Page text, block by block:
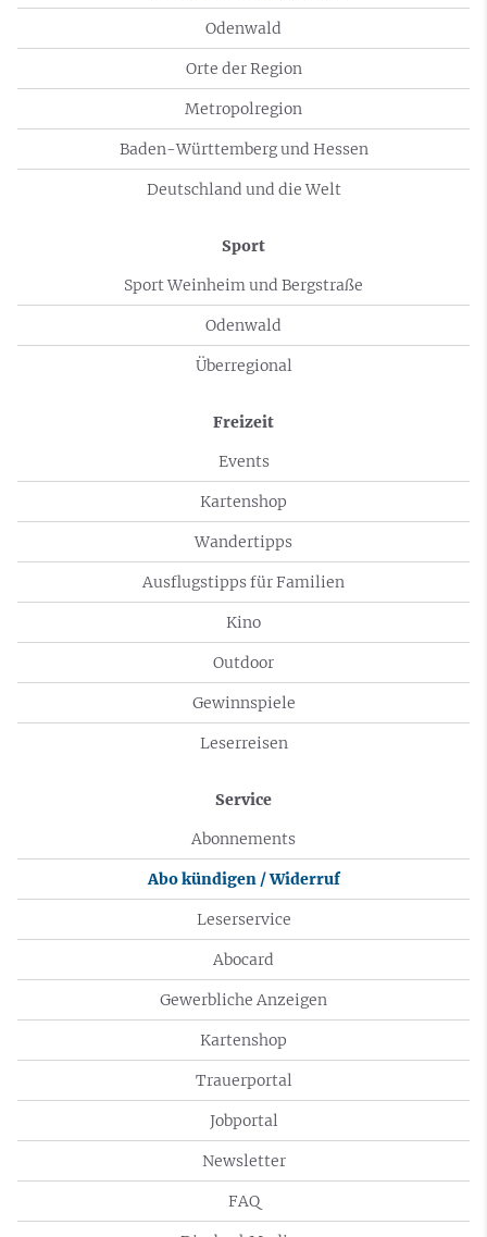
Odenwald
Orte der Region
Metropolregion
Baden-Württemberg und Hessen
Deutschland und die Welt
Sport
Sport Weinheim und Bergstraße
Odenwald
Überregional
Freizeit
Events
Kartenshop
Wandertipps
Ausflugstipps für Familien
Kino
Outdoor
Gewinnspiele
Leserreisen
Service
Abonnements
Abo kündigen / Widerruf
Leserservice
Abocard
Gewerbliche Anzeigen
Kartenshop
Trauerportal
Jobportal
Newsletter
FAQ